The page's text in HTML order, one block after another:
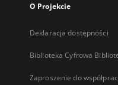
O Projekcie
Deklaracja dostępności
Biblioteka Cyfrowa
Zaproszenie do